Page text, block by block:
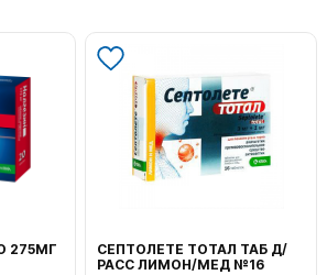
ФЕНИСТИЛ ГЕЛЬ НАРУЖ
0,1% 50Г